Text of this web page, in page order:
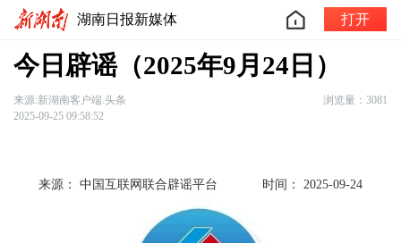
湖南日报新媒体 打开
今日辟谣（2025年9月24日）
来源:新湖南客户端.头条
浏览量：3081
2025-09-25 09:58:52
来源： 中国互联网联合辟谣平台 时间： 2025-09-24